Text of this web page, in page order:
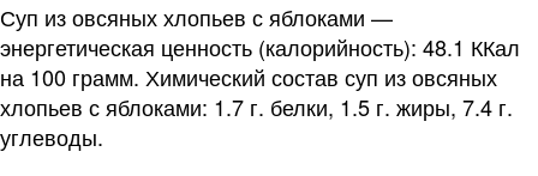
Суп из овсяных хлопьев с яблоками —
энергетическая ценность (калорийность): 48.1 ККал
на 100 грамм. Химический состав суп из овсяных
хлопьев с яблоками: 1.7 г. белки, 1.5 г. жиры, 7.4 г.
углеводы.